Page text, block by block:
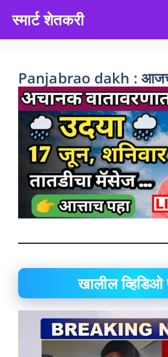
content
स्मार्ट शेतकरी
Panjabrao dakh :
खालील व्हिडिओ